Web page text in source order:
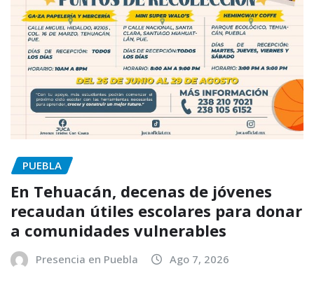
PUEBLA
En Tehuacán, decenas de jóvenes
recaudan útiles escolares para donar
a comunidades vulnerables
Presencia en Puebla Ago 7, 2026